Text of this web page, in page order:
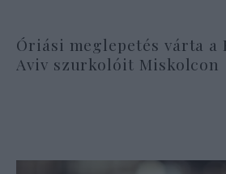
Óriási meglepetés várta a
Aviv szurkolóit Miskolcon